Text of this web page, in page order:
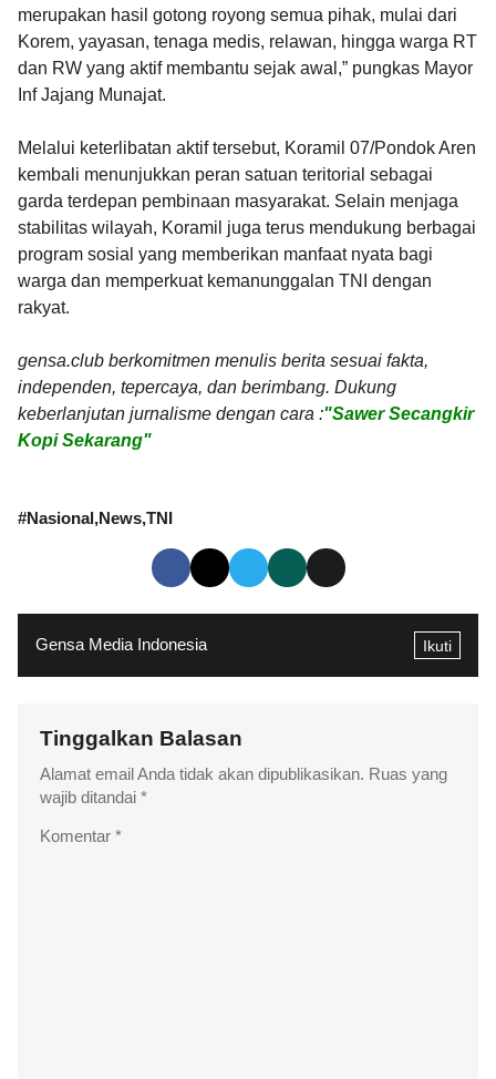
merupakan hasil gotong royong semua pihak, mulai dari
Korem, yayasan, tenaga medis, relawan, hingga warga RT
dan RW yang aktif membantu sejak awal,” pungkas Mayor
Inf Jajang Munajat.
Melalui keterlibatan aktif tersebut, Koramil 07/Pondok Aren
kembali menunjukkan peran satuan teritorial sebagai
garda terdepan pembinaan masyarakat. Selain menjaga
stabilitas wilayah, Koramil juga terus mendukung berbagai
program sosial yang memberikan manfaat nyata bagi
warga dan memperkuat kemanunggalan TNI dengan
rakyat.
gensa.club berkomitmen menulis berita sesuai fakta,
independen, tepercaya, dan berimbang. Dukung
keberlanjutan jurnalisme dengan cara :"Sawer Secangkir
Kopi Sekarang"
#Nasional News TNI
Gensa Media Indonesia Ikuti
Tinggalkan Balasan
Alamat email Anda tidak akan dipublikasikan. Ruas yang
wajib ditandai *
Komentar *